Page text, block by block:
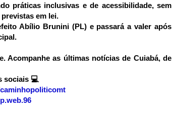
práticas inclusivas e de acessibilidade, sem
em lei.
Abílio Brunini (PL) e passará a valer após
Acompanhe as últimas notícias de Cuiabá, de
sociais 💻